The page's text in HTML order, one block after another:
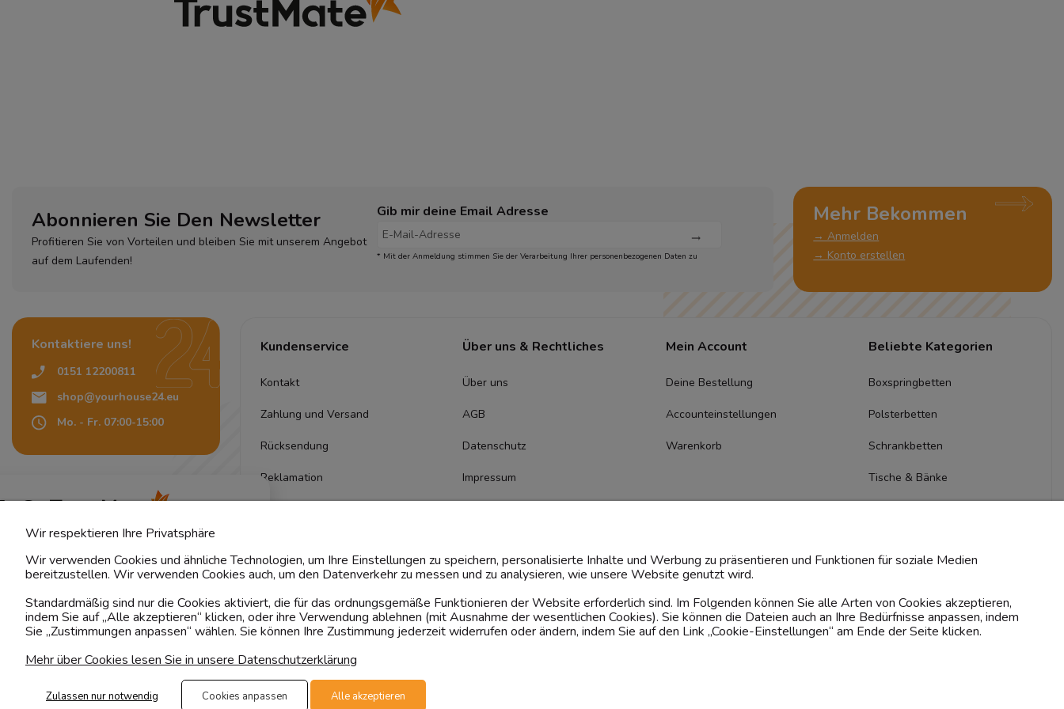
Abonnieren Sie Den Newsletter
Profitieren Sie von Vorteilen und bleiben Sie mit unserem Angebot
auf dem Laufenden!
Gib mir deine Email Adresse
* Mit der Anmeldung stimmen Sie der Verarbeitung Ihrer personenbezogenen Daten zu
Mehr Bekommen
→ Anmelden
→ Konto erstellen
Kontaktiere uns!
0151 12200811
shop@yourhouse24.eu
Mo. - Fr. 07:00-15:00
Basierend auf 374 Bewertungen
Kundenservice
Kontakt
Zahlung und Versand
Rücksendung
Reklamation
Lieferung
Qualität
Garantie
Über uns & Rechtliches
Über uns
AGB
Datenschutz
Impressum
Mein Account
Deine Bestellung
Accounteinstellungen
Warenkorb
Beliebte Kategorien
Boxspringbetten
Polsterbetten
Schrankbetten
Tische & Bänke
Wir respektieren Ihre Privatsphäre
Wir verwenden Cookies und ähnliche Technologien, um Ihre Einstellungen zu speichern, personalisierte Inhalte und Werbung zu präsentieren und Funktionen für soziale Medien
bereitzustellen. Wir verwenden Cookies auch, um den Datenverkehr zu messen und zu analysieren, wie unsere Website genutzt wird.
Standardmäßig sind nur die Cookies aktiviert, die für das ordnungsgemäße Funktionieren der Website erforderlich sind. Im Folgenden können Sie alle Arten von Cookies akzeptieren,
indem Sie auf „Alle akzeptieren“ klicken, oder ihre Verwendung ablehnen (mit Ausnahme der wesentlichen Cookies). Sie können die Dateien auch an Ihre Bedürfnisse anpassen, indem
Sie „Zustimmungen anpassen“ wählen. Sie können Ihre Zustimmung jederzeit widerrufen oder ändern, indem Sie auf den Link „Cookie-Einstellungen“ am Ende der Seite klicken.
Mehr über Cookies lesen Sie in unsere Datenschutzerklärung
Zulassen nur notwendig Cookies anpassen Alle akzeptieren